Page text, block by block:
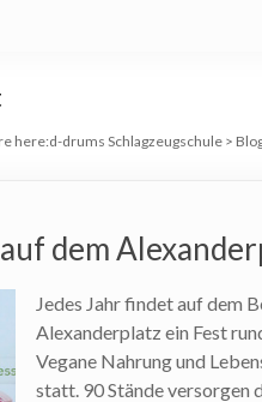
here:d-drums Schlagzeugschule>
dem
Jedes Jahr findet auf dem
Alexanderplatz ein Fest
Vegane Nahrung und
statt. 90 Stände versorgen